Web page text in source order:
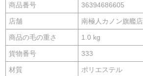
商品番号 36394686605
店舗 南極人カノン旗艦店
商品の毛の重さ 1.0 kg
貨物番号 333
材質 ポリエステル